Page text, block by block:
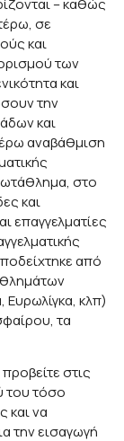
– καθώς
σε
και
των
και
την
και
αναβάθμιση
στο
και
επαγγελματίες
από
κλπ)
τα
στις
του τόσο
και να
την εισαγωγή